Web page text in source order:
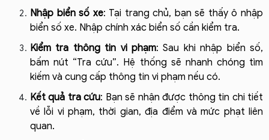
Nhập biển số xe: Tại trang chủ, bạn sẽ thấy ô nhập
biển số xe. Nhập chính xác biển số cần kiểm tra.
Kiểm tra thông tin vi phạm: Sau khi nhập biển số,
bấm nút “Tra cứu”. Hệ thống sẽ nhanh chóng tìm
kiếm và cung cấp thông tin vi phạm nếu có.
Kết quả tra cứu: Bạn sẽ nhận được thông tin chi tiết
về lỗi vi phạm, thời gian, địa điểm và mức phạt liên
quan.